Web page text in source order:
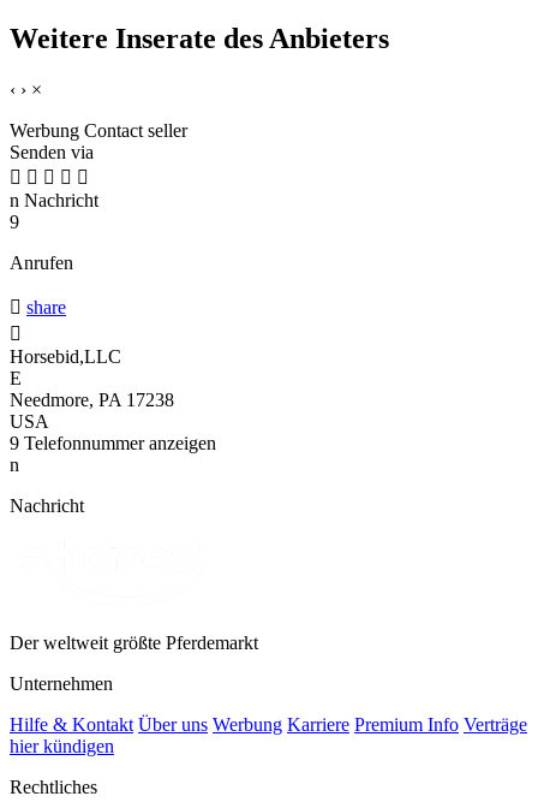
Weitere Inserate des Anbieters
‹ › ×
Werbung Contact seller
Senden via
    
n Nachricht
9
Anrufen
 share

Horsebid,LLC
E
Needmore, PA 17238
USA
9 Telefonnummer anzeigen
n
Nachricht
Der weltweit größte Pferdemarkt
Unternehmen
Hilfe & Kontakt Über uns Werbung Karriere Premium Info Verträge
hier kündigen
Rechtliches